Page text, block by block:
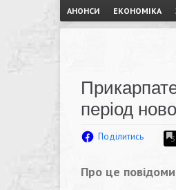
АНОНСИ ЕКОНОМІКА
період
Поділитись
Про це